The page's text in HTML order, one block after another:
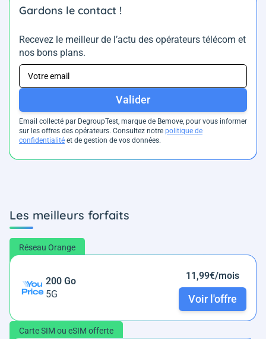
Gardons le contact !
Recevez le meilleur de l’actu des opérateurs télécom et
nos bons plans.
Valider
Email collecté par DegroupTest, marque de Bemove, pour vous informer
sur les offres des opérateurs. Consultez notre politique de
confidentialité et de gestion de vos données.
Les meilleurs forfaits
Réseau Orange
200 Go
5G
11,99€/mois
Voir l'offre
Carte SIM ou eSIM offerte